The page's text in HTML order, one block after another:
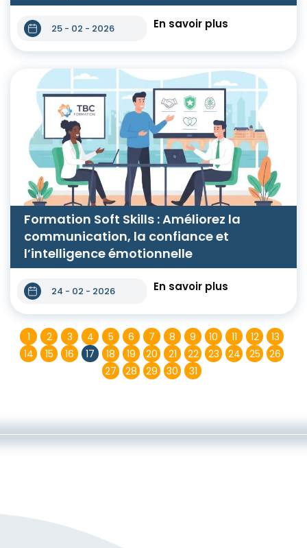
25 - 02 - 2026 En savoir plus
Formation Soft Skills : Améliorez la
communication, la confiance et
l’intelligence émotionnelle
24 - 02 - 2026 En savoir plus
1 2 3 4 5 6 7 8 9 10 11 12
13
14
15 16 17 18 19 20 21 22 23 24 25
26
27
28 29 30 31